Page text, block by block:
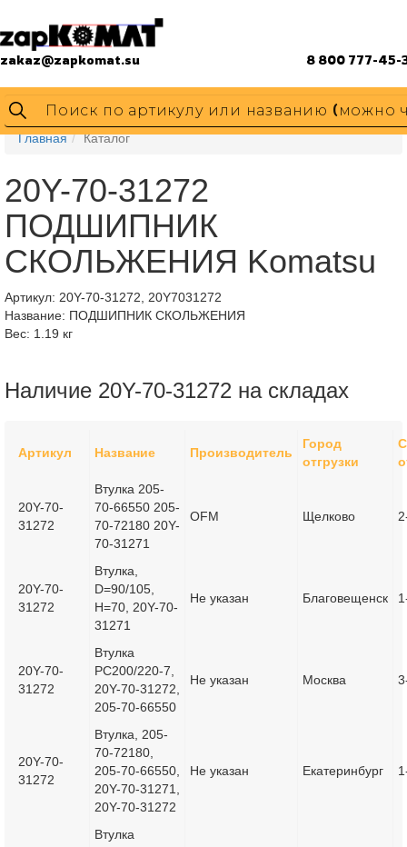
zakaz@zapkomat.su 8 800 777-45-
Главная Каталог
20Y-70-31272
ПОДШИПНИК
СКОЛЬЖЕНИЯ Komatsu
Артикул: 20Y-70-31272, 20Y7031272
Название: ПОДШИПНИК СКОЛЬЖЕНИЯ
Вес: 1.19 кг
Наличие 20Y-70-31272 на складах
Артикул Название Производитель
Город
отгрузки
20Y-70-
31272
Втулка 205-
70-66550 205-
70-72180 20Y-
70-31271
OFM Щелково
20Y-70-
31272
Втулка,
D=90/105,
H=70, 20Y-70-
31271
Не указан Благовещенск
20Y-70-
31272
Втулка
PC200/220-7,
20Y-70-31272,
205-70-66550
Не указан Москва
20Y-70-
31272
Втулка, 205-
70-72180,
205-70-66550,
20Y-70-31271,
20Y-70-31272
Не указан Екатеринбург
Втулка